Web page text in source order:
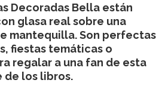
Decoradas Bella están
glasa real sobre una
mantequilla. Son perfectas
fiestas temáticas o
regalar a una fan de esta
de los libros.